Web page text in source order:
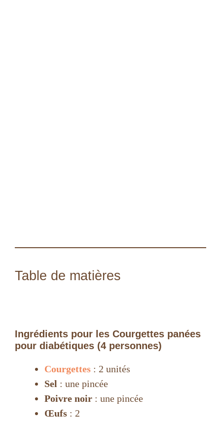
Table de matières
Ingrédients pour les Courgettes panées
pour diabétiques (4 personnes)
Courgettes : 2 unités
Sel : une pincée
Poivre noir : une pincée
Œufs : 2